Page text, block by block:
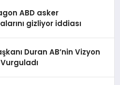
ABD asker
gizliyor iddiası
Duran AB’nin Vizyon